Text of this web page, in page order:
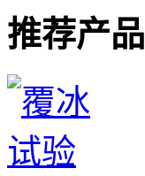
推荐产品